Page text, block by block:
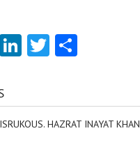
Odnoklassniki
LinkedIn
Twitter
HAZRAT INAYAT KHAN